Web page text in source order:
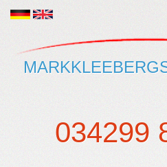
034299